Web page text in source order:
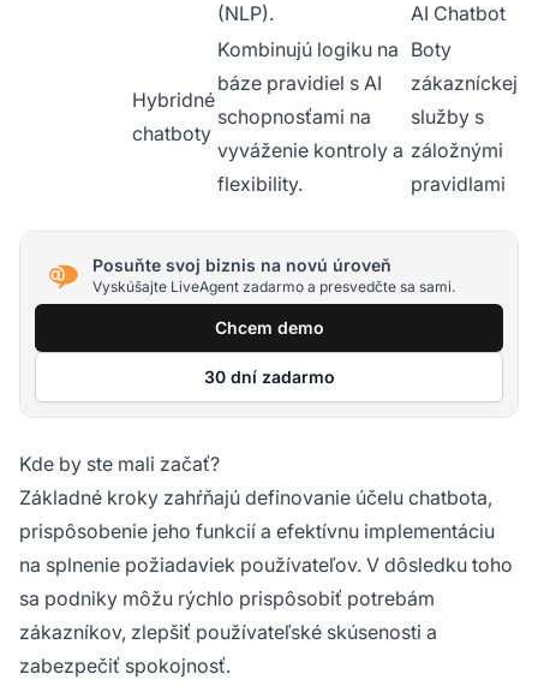
(NLP).
AI Chatbot
Hybridné
chatboty
Kombinujú logiku na
báze pravidiel s AI
schopnosťami na
vyváženie kontroly a
flexibility.
Boty
zákazníckej
služby s
záložnými
pravidlami
Posuňte svoj biznis na novú úroveň
Vyskúšajte LiveAgent zadarmo a presvedčte sa sami.
Chcem demo
30 dní zadarmo
Kde by ste mali začať?
Základné kroky zahŕňajú definovanie účelu chatbota,
prispôsobenie jeho funkcií a efektívnu implementáciu
na splnenie požiadaviek používateľov. V dôsledku toho
sa podniky môžu rýchlo prispôsobiť potrebám
zákazníkov, zlepšiť používateľské skúsenosti a
zabezpečiť spokojnosť.